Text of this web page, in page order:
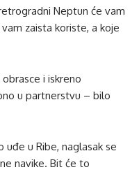
Neptun će vam
zaista koriste, a koje
i iskreno
u partnerstvu – bilo
u Ribe, naglasak se
navike. Bit će to